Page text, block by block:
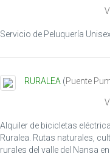
Servicio de Peluquería Unisex
RURALEA (Puente
Alquiler de bicicletas
Ruralea. Rutas naturales,
rurales del valle del Nansa